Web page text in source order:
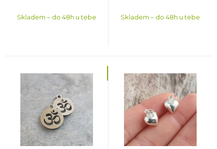
Skladem – do 48h u tebe Skladem – do 48h u tebe